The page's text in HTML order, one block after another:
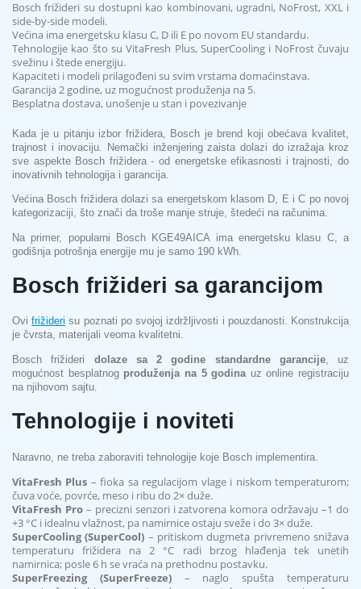
Bosch frižideri su dostupni kao kombinovani, ugradni, NoFrost, XXL i
side-by-side modeli.
Većina ima energetsku klasu C, D ili E po novom EU standardu.
Tehnologije kao što su VitaFresh Plus, SuperCooling i NoFrost čuvaju
svežinu i štede energiju.
Kapaciteti i modeli prilagođeni su svim vrstama domaćinstava.
Garancija 2 godine, uz mogućnost produženja na 5.
Besplatna dostava, unošenje u stan i povezivanje
Kada je u pitanju izbor frižidera, Bosch je brend koji obećava kvalitet,
trajnost i inovaciju. Nemački inženjering zaista dolazi do izražaja kroz
sve aspekte Bosch frižidera - od energetske efikasnosti i trajnosti, do
inovativnih tehnologija i garancija.
Većina Bosch frižidera dolazi sa energetskom klasom D, E i C po novoj
kategorizaciji, što znači da troše manje struje, štedeći na računima.
Na primer, popularni Bosch KGE49AICA ima energetsku klasu C, a
godišnja potrošnja energije mu je samo 190 kWh.
Bosch frižideri sa garancijom
Ovifrižideri su poznati po svojoj izdržljivosti i pouzdanosti. Konstrukcija
je čvrsta, materijali veoma kvalitetni.
Bosch frižideri dolaze sa 2 godine standardne garancije, uz
mogućnost besplatnog produženja na 5 godinauz online registraciju
na njihovom sajtu.
Tehnologije i noviteti
Naravno, ne treba zaboraviti tehnologije koje Bosch implementira.
VitaFresh Plus – fioka sa regulacijom vlage i niskom temperaturom;
čuva voće, povrće, meso i ribu do 2× duže.
VitaFresh Pro– precizni senzori i zatvorena komora održavaju –1 do
+3 °C i idealnu vlažnost, pa namirnice ostaju sveže i do 3× duže.
SuperCooling (SuperCool) – pritiskom dugmeta privremeno snižava
temperaturu frižidera na 2 °C radi brzog hlađenja tek unetih
namirnica; posle 6 h se vraća na prethodnu postavku.
SuperFreezing (SuperFreeze)– naglo spušta temperaturu